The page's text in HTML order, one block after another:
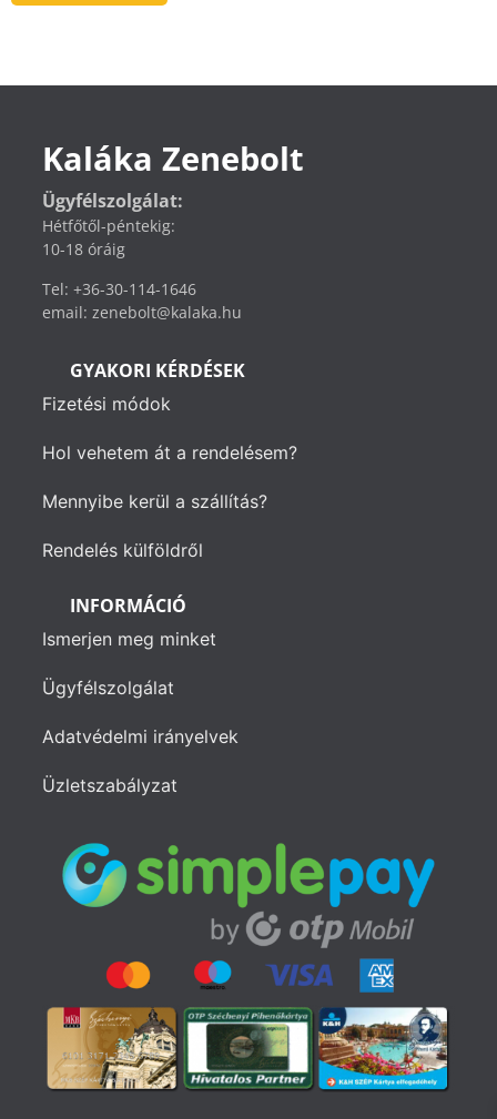
Kaláka Zenebolt
Ügyfélszolgálat:
Hétfőtől-péntekig:
10-18 óráig
Tel: +36-30-114-1646
email: zenebolt@kalaka.hu
GYAKORI KÉRDÉSEK
Fizetési módok
Hol vehetem át a rendelésem?
Mennyibe kerül a szállítás?
Rendelés külföldről
INFORMÁCIÓ
Ismerjen meg minket
Ügyfélszolgálat
Adatvédelmi irányelvek
Üzletszabályzat